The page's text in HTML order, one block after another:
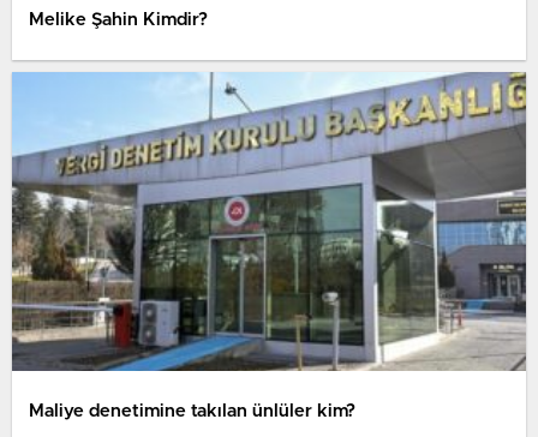
Melike Şahin Kimdir?
Maliye denetimine takılan ünlüler kim?